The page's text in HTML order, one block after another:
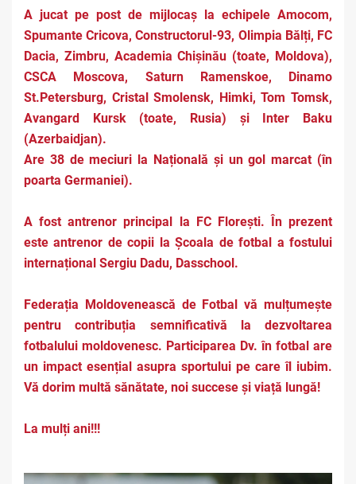
A jucat pe post de mijlocaș la echipele Amocom,
Spumante Cricova, Constructorul-93, Olimpia Bălți, FC
Dacia, Zimbru, Academia Chișinău (toate, Moldova),
CSCA Moscova, Saturn Ramenskoe, Dinamo
St.Petersburg, Cristal Smolensk, Himki, Tom Tomsk,
Avangard Kursk (toate, Rusia) și Inter Baku
(Azerbaidjan).
Are 38 de meciuri la Națională și un gol marcat (în
poarta Germaniei).
A fost antrenor principal la FC Florești. În prezent
este antrenor de copii la Școala de fotbal a fostului
internațional Sergiu Dadu, Dasschool.
Federația Moldovenească de Fotbal vă mulțumește
pentru contribuția semnificativă la dezvoltarea
fotbalului moldovenesc. Participarea Dv. în fotbal are
un impact esențial asupra sportului pe care îl iubim.
Vă dorim multă sănătate, noi succese și viață lungă!
La mulți ani!!!